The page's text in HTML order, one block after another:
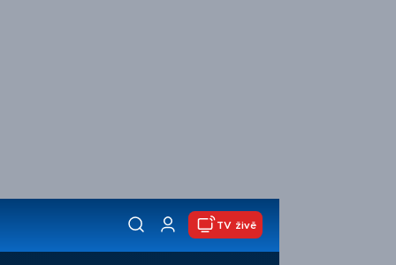
TV živě